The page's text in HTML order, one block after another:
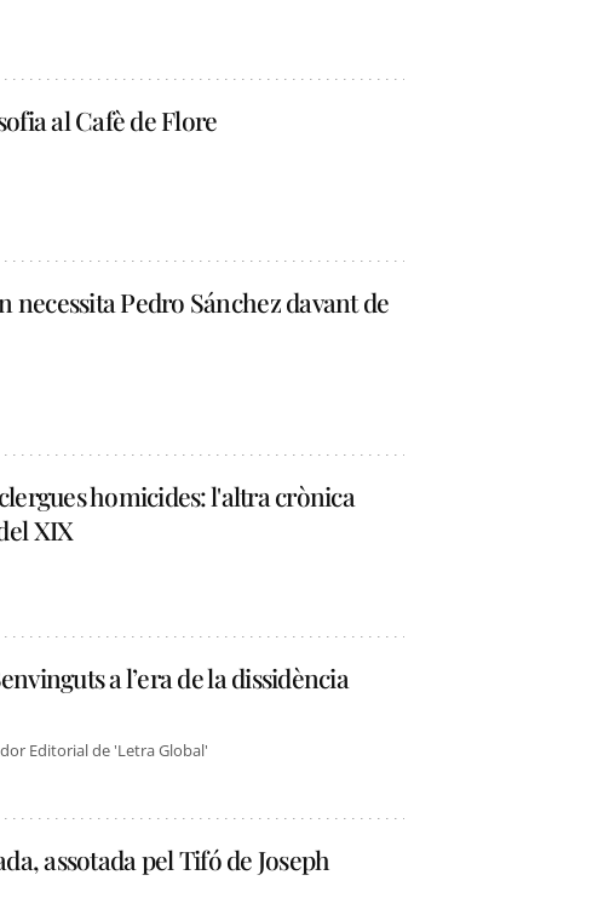
al Cafè de Flore
necessita Pedro Sánchez davant de
homicides: l'altra crònica
XIX
a l’era de la dissidència
Editorial de 'Letra Global'
assotada pel Tifó de Joseph